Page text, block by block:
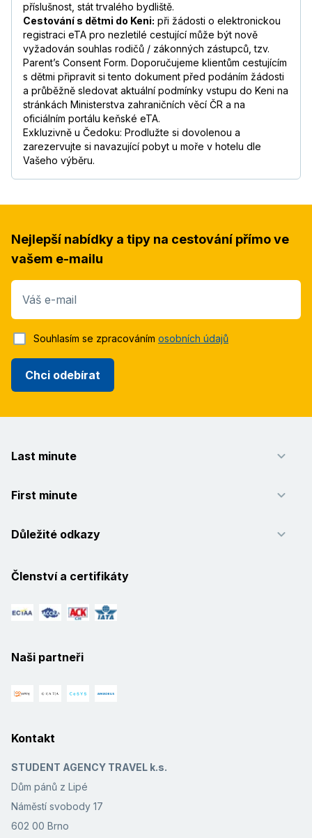
příslušnost, stát trvalého bydliště.
Cestování s dětmi do Keni: při žádosti o elektronickou
registraci eTA pro nezletilé cestující může být nově
vyžadován souhlas rodičů / zákonných zástupců, tzv.
Parent’s Consent Form. Doporučujeme klientům cestujícím
s dětmi připravit si tento dokument před podáním žádosti
a průběžně sledovat aktuální podmínky vstupu do Keni na
stránkách Ministerstva zahraničních věcí ČR a na
oficiálním portálu keňské eTA.
Exkluzivně u Čedoku: Prodlužte si dovolenou a
zarezervujte si navazující pobyt u moře v hotelu dle
Vašeho výběru.
Nejlepší nabídky a tipy na cestování přímo ve
vašem e-mailu
Váš e-mail
Chci odebírat
Souhlasím se zpracováním osobních údajů
Last minute
First minute
Důležité odkazy
Členství a certifikáty
Naši partneři
Kontakt
STUDENT AGENCY TRAVEL k.s.
Dům pánů z Lipé
Náměstí svobody 17
602 00 Brno